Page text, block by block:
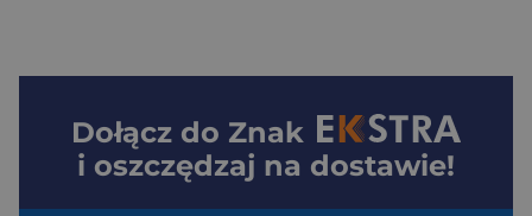
Dołącz do Znak
i oszczędzaj na dostawie!